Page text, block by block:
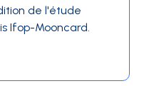
de l'étude
Ifop-Mooncard.